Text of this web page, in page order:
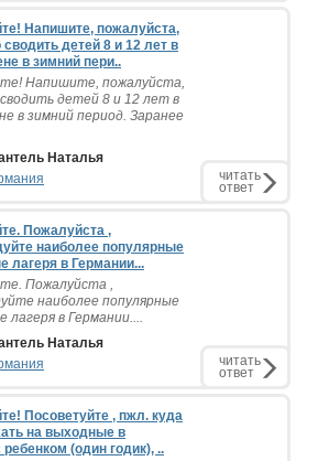
Напишите, пожалуйста,
детей 8 и 12 лет в
в зимний пери..
Напишите, пожалуйста,
детей 8 и 12 лет в
в зимний период. Заранее
Наталья
читать
ответ
Пожалуйста ,
наиболее популярные
лагеря в Германии...
Пожалуйста ,
наиболее популярные
лагеря в Германии....
Наталья
читать
ответ
Посоветуйте , пжл. куда
на выходные в
(один годик), ..